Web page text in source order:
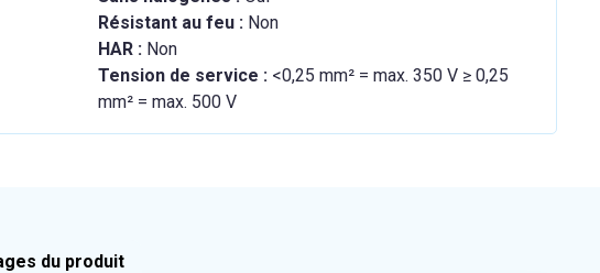
Résistant au feu : Non
HAR : Non
Tension de service : <0,25 mm² = max. 350 V ≥ 0,25
mm² = max. 500 V
du produit